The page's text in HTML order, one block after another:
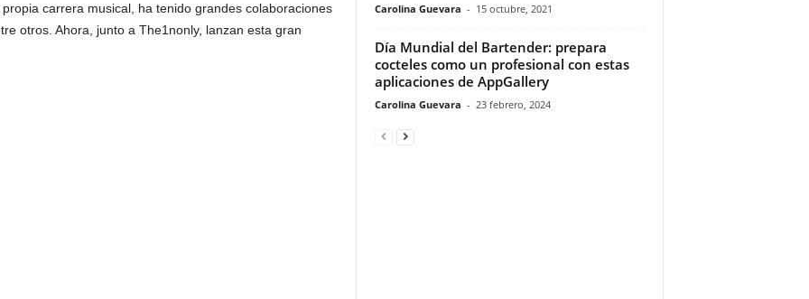
carrera musical, ha tenido grandes colaboraciones
otros. Ahora, junto a The1nonly, lanzan esta gran
Carolina Guevara - 15 octubre, 2021
Día Mundial del Bartender: prepara
cocteles como un profesional con estas
aplicaciones de AppGallery
Carolina Guevara - 23 febrero, 2024